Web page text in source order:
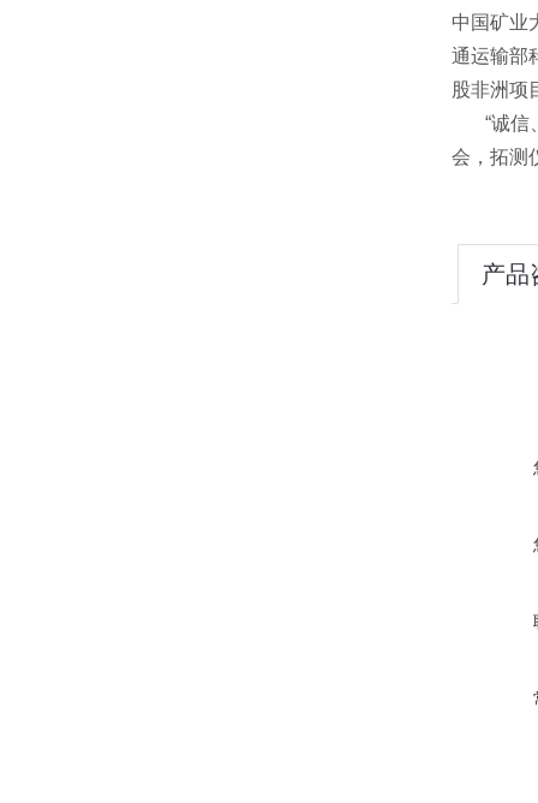
中国矿业
通运输部
股非洲项
“诚信、
会，拓测
产品